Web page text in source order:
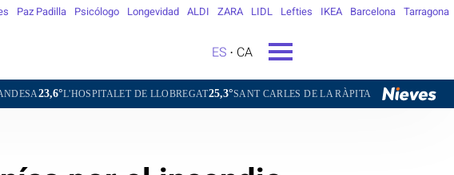
Paz Padilla Psicólogo Longevidad ALDI ZARA LIDL Lefties IKEA Barcelona Tarragona
ES CA
DE LLOBREGAT25,3°SANT CARLES DE LA RÀPITA 26,3°SANT CUGAT DEL VALLÈS